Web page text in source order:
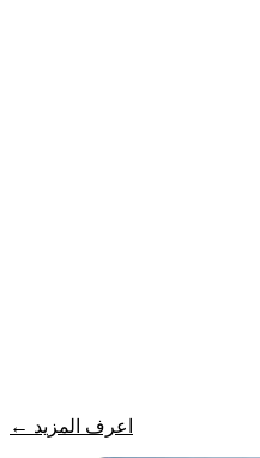
اعرف المزيد ←